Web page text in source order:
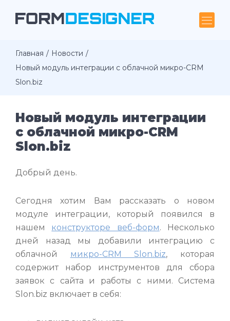
Главная
Новости
Новый модуль интеграции с облачной микро-CRM
Slon.biz
Новый модуль интеграции
с облачной микро-CRM
Slon.biz
Добрый день.
Сегодня хотим Вам рассказать о новом
модуле интеграции, который появился в
нашем конструкторе веб-форм. Несколько
дней назад мы добавили интеграцию с
облачной микро-CRM Slon.biz, которая
содержит набор инструментов для сбора
заявок с сайта и работы с ними. Система
Slon.biz включает в себя: